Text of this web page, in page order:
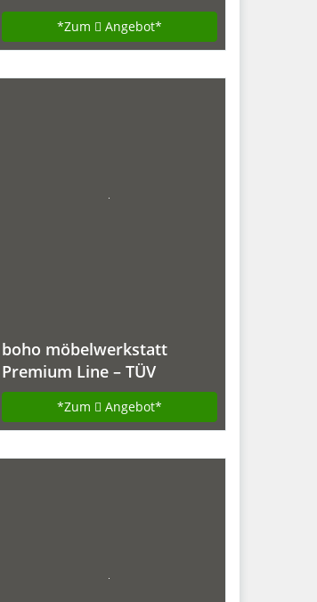
Höhenverstellbarer Tisch
(90cm breit)
*Zum Angebot*
boho möbelwerkstatt
Premium Line – TÜV
geprüfter, elektrisch
stufenlos
höhenverstellbarer
Schreibtisch in Schwarz mit
*Zum Angebot*